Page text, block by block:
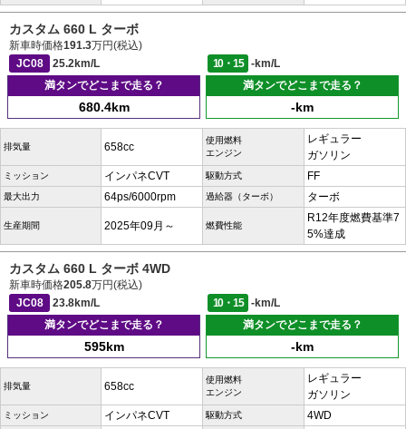
カスタム 660 L ターボ
新車時価格191.3万円(税込)
JC08
25.2km/L 10・15
-km/L
満タンでどこまで走る？
680.4km
満タンでどこまで走る？
-km
排気量 658cc
使用燃料
エンジン
レギュラー
ガソリン
ミッション インパネCVT 駆動方式 FF
最大出力 64ps/6000rpm 過給器（ターボ） ターボ
生産期間 2025年09月～ 燃費性能
R12年度燃費基準7
5%達成
カスタム 660 L ターボ 4WD
新車時価格205.8万円(税込)
JC08
23.8km/L 10・15
-km/L
満タンでどこまで走る？
595km
満タンでどこまで走る？
-km
排気量 658cc
使用燃料
エンジン
レギュラー
ガソリン
ミッション インパネCVT 駆動方式 4WD